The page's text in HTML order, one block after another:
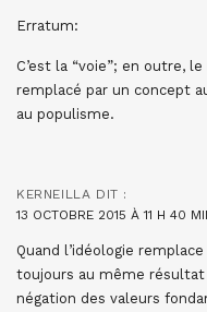
Erratum:
C’est la “voie”; en outre,
remplacé par un concept
au populisme.
KERNEILLA DIT :
13 OCTOBRE 2015 À 11 H 40
Quand l’idéologie
toujours au même
négation des valeurs